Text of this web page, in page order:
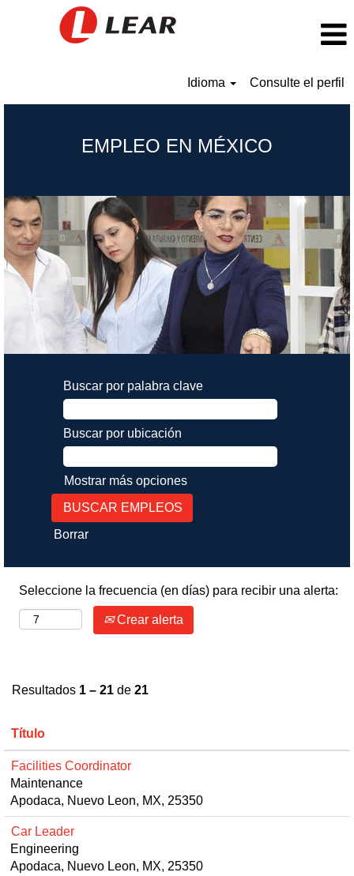
Idioma Consulte el perfil
EMPLEO EN MÉXICO
Buscar por palabra clave
Buscar por ubicación
Mostrar más opciones
Borrar
Seleccione la frecuencia (en días) para recibir una alerta:
Crear alerta
Resultados 1 – 21 de 21
Título
Facilities Coordinator
Maintenance
Apodaca, Nuevo Leon, MX, 25350
Car Leader
Engineering
Apodaca, Nuevo Leon, MX, 25350